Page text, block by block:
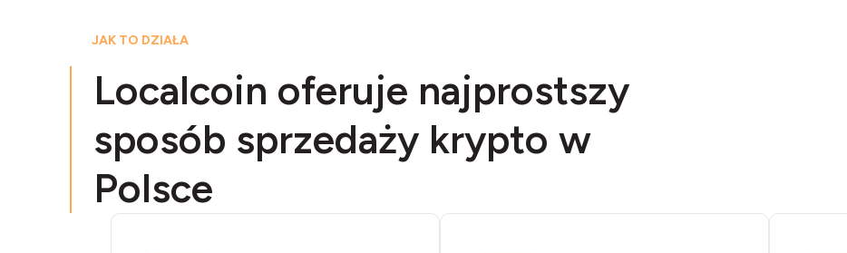
JAK TO DZIAŁA
Localcoin oferuje najprostszy
sposób sprzedaży krypto w
Polsce